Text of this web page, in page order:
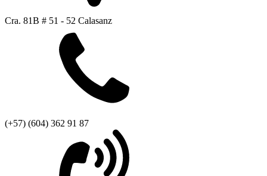
Cra. 81B # 51 - 52 Calasanz
(+57) (604) 362 91 87